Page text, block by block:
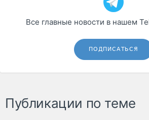
Все главные новости в нашем
ПОДПИСАТЬСЯ
Публикации по теме